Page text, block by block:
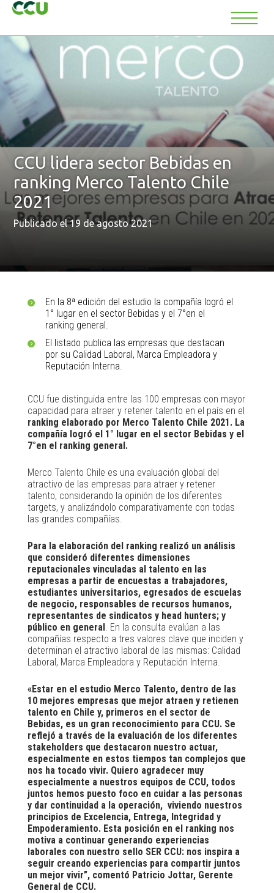
CCU lidera sector Bebidas en
ranking Merco Talento Chile
2021
Publicado el 19 de agosto 2021
En la 8ª edición del estudio la compañía logró el
1° lugar en el sector Bebidas y el 7°en el
ranking general.
El listado publica las empresas que destacan
por su Calidad Laboral, Marca Empleadora y
Reputación Interna.
CCU fue distinguida entre las 100 empresas con mayor
capacidad para atraer y retener talento en el país en el
ranking elaborado por Merco Talento Chile 2021. La
compañía logró el 1° lugar en el sector Bebidas y el
7°en el ranking general.
Merco Talento Chile es una evaluación global del
atractivo de las empresas para atraer y retener
talento, considerando la opinión de los diferentes
targets, y analizándolo comparativamente con todas
las grandes compañías.
Para la elaboración del ranking realizó un análisis
que consideró diferentes dimensiones
reputacionales vinculadas al talento en las
empresas a partir de encuestas a trabajadores,
estudiantes universitarios, egresados de escuelas
de negocio, responsables de recursos humanos,
representantes de sindicatos y head hunters; y
público en general. En la consulta evalúan a las
compañías respecto a tres valores clave que inciden y
determinan el atractivo laboral de las mismas: Calidad
Laboral, Marca Empleadora y Reputación Interna.
«Estar en el estudio Merco Talento, dentro de las
10 mejores empresas que mejor atraen y retienen
talento en Chile y, primeros en el sector de
Bebidas, es un gran reconocimiento para CCU. Se
reflejó a través de la evaluación de los diferentes
stakeholders que destacaron nuestro actuar,
especialmente en estos tiempos tan complejos que
nos ha tocado vivir. Quiero agradecer muy
especialmente a nuestros equipos de CCU, todos
juntos hemos puesto foco en cuidar a las personas
y dar continuidad a la operación, viviendo nuestros
principios de Excelencia, Entrega, Integridad y
Empoderamiento. Esta posición en el ranking nos
motiva a continuar generando experiencias
laborales con nuestro sello SER CCU: nos inspira a
seguir creando experiencias para compartir juntos
un mejor vivir”, comentó Patricio Jottar, Gerente
General de CCU.